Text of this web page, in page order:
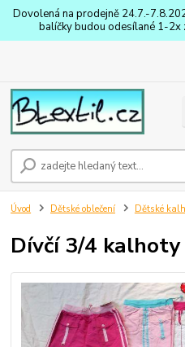
Dovolená na prodejně 24.7.-
balíčky budou odesílané 1-2x
Úvod Dětské oblečení Dětské
Dívčí 3/4